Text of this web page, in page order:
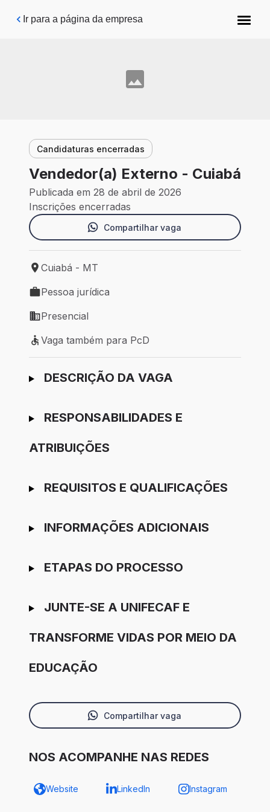
Pular para o conteúdo principal
Ir para a página da empresa
Candidaturas encerradas
Vendedor(a) Externo - Cuiabá
Publicada em 28 de abril de 2026
Inscrições encerradas
Compartilhar vaga
Local de trabalho: Cuiabá - MT
Cuiabá - MT
Tipo de vaga: Pessoa jurídica
Pessoa jurídica
Modelo de trabalho: Presencial
Presencial
Vaga também para PcD
Vaga também para PcD
Ir para candidatura
DESCRIÇÃO DA VAGA
RESPONSABILIDADES E
ATRIBUIÇÕES
REQUISITOS E QUALIFICAÇÕES
INFORMAÇÕES ADICIONAIS
ETAPAS DO PROCESSO
JUNTE-SE A UNIFECAF E
TRANSFORME VIDAS POR MEIO DA
EDUCAÇÃO
Compartilhar vaga
NOS ACOMPANHE NAS REDES
Website LinkedIn Instagram